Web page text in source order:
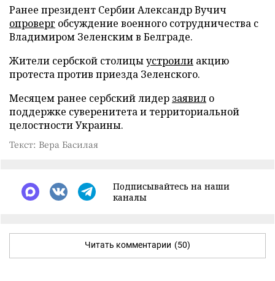
Ранее президент Сербии Александр Вучич
опроверг обсуждение военного сотрудничества с
Владимиром Зеленским в Белграде.
Жители сербской столицыустроили акцию
протеста против приезда Зеленского.
Месяцем ранее сербский лидер заявил о
поддержке суверенитета и территориальной
целостности Украины.
Текст: Вера Басилая
Подписывайтесь на наши
каналы
Читать комментарии (50)